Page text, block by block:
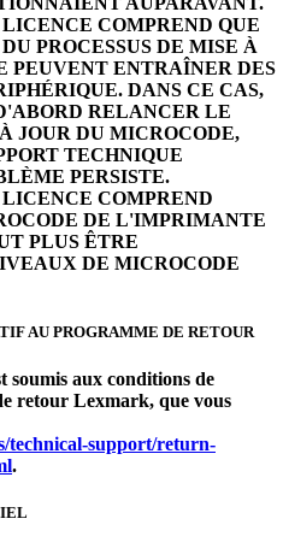
COMPREND QUE
PROCESSUS DE MISE À
PEUVENT ENTRAÎNER DES
DANS CE CAS,
RELANCER LE
JOUR DU MICROCODE,
TECHNIQUE
PERSISTE.
COMPREND
DE L'IMPRIMANTE
PLUS ÊTRE
DE MICROCODE
AU PROGRAMME DE RETOUR
aux conditions de
retour Lexmark, que vous
technical-support/return-
.